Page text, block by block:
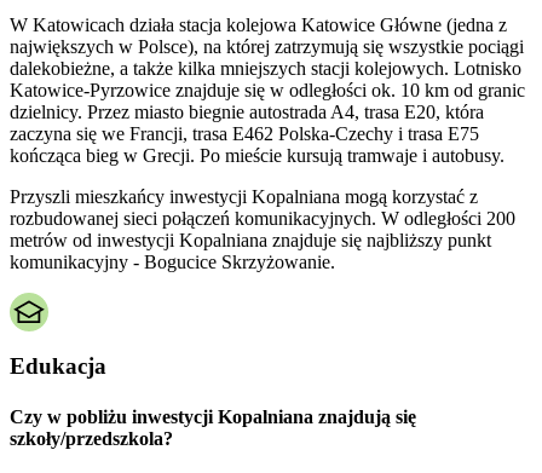
W Katowicach działa stacja kolejowa Katowice Główne (jedna z
największych w Polsce), na której zatrzymują się wszystkie pociągi
dalekobieżne, a także kilka mniejszych stacji kolejowych. Lotnisko
Katowice-Pyrzowice znajduje się w odległości ok. 10 km od granic
dzielnicy. Przez miasto biegnie autostrada A4, trasa E20, która
zaczyna się we Francji, trasa E462 Polska-Czechy i trasa E75
kończąca bieg w Grecji. Po mieście kursują tramwaje i autobusy.
Przyszli mieszkańcy inwestycji Kopalniana mogą korzystać z
rozbudowanej sieci połączeń komunikacyjnych. W odległości 200
metrów od inwestycji Kopalniana znajduje się najbliższy punkt
komunikacyjny - Bogucice Skrzyżowanie.
Edukacja
Czy w pobliżu inwestycji Kopalniana znajdują się
szkoły/przedszkola?